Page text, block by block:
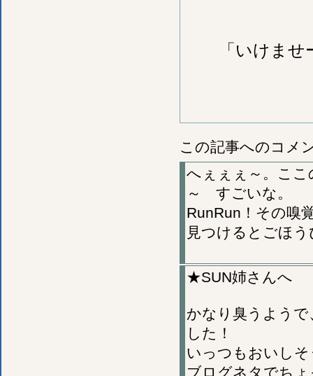
「いけま
この記事へのコメ
へぇぇぇ～。こ
～ すごいな。
RunRun！その嗅
見つけるとごほ
★SUN姉さんへ
かなり臭うよう
した！
いっつもおいし
ブログネタでち